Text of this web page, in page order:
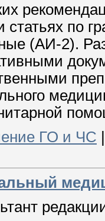
статьях по
(АИ-2).
ГО и ЧС